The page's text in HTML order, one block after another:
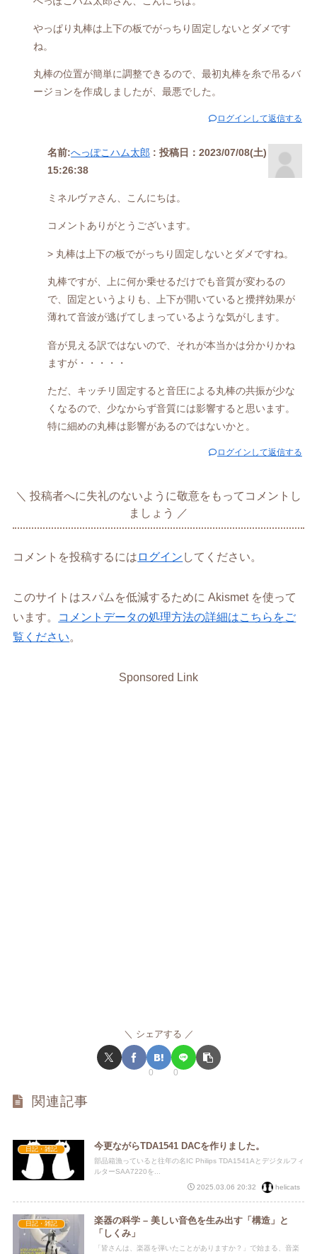
やっぱり丸棒は上下の板でがっちり固定しないとダメです
ね。
丸棒の位置が簡単に調整できるので、最初丸棒を糸で吊るバ
ージョンを作成しましたが、最悪でした。
ログインして返信する
名前:へっぽこハム太郎 : 投稿日：2023/07/08(土)
15:26:38
ミネルヴァさん、こんにちは。
コメントありがとうございます。
> 丸棒は上下の板でがっちり固定しないとダメですね。
丸棒ですが、上に何か乗せるだけでも音質が変わるの
で、固定というよりも、上下が開いていると攪拌効果が
薄れて音波が逃げてしまっているような気がします。
音が見える訳ではないので、それが本当かは分かりかね
ますが・・・・・
ただ、キッチリ固定すると音圧による丸棒の共振が少な
くなるので、少なからず音質には影響すると思います。
特に細めの丸棒は影響があるのではないかと。
ログインして返信する
投稿者へに失礼のないように敬意をもってコメントし
ましょう
コメントを投稿するには ログイン してください。
このサイトはスパムを低減するために Akismet を使って
います。
コメントデータの処理方法の詳細はこちらをご
覧ください。
Sponsored Link
シェアする
0 0
関連記事
日記・雑記 今更ながらTDA1541 DACを作りました。
部品箱漁っていると往年の名IC Philips TDA1541Aとデジタルフィ
ルターSAA7220を...
2025.03.06 20:32
helicats
日記・雑記
楽器の科学 – 美しい音色を生み出す「構造」と
「しくみ」
「皆さんは、楽器を弾いたことがありますか？」で始まる、音楽